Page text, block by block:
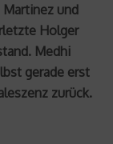
Martinez und
Holger
Medhi
gerade erst
zurück.